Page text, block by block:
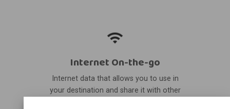
Internet On-the-go
Internet data that allows you to use in
your destination and share it with other